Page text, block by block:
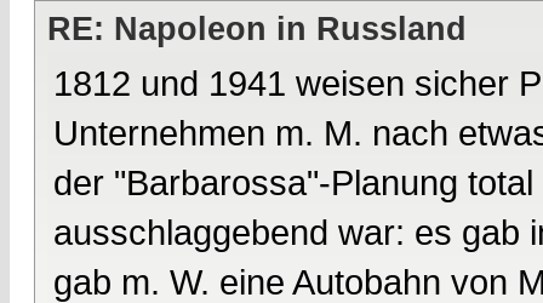
RE: Napoleon in Russland
1812 und 1941 weisen sicher
Unternehmen m. M. nach
der "Barbarossa"-Planung
ausschlaggebend war: es gab
gab m. W. eine Autobahn von